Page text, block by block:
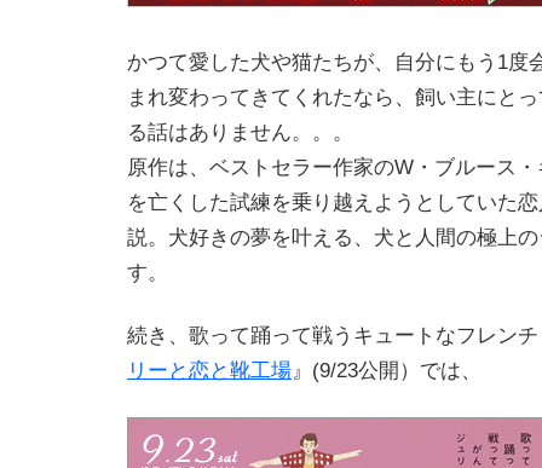
かつて愛した犬や猫たちが、自分にもう1度
まれ変わってきてくれたなら、飼い主にと
る話はありません。。。
原作は、ベストセラー作家のW・ブルース
を亡くした試練を乗り越えようとしていた
説。犬好きの夢を叶える、犬と人間の極上
す。
続き、歌って踊って戦うキュートなフレン
リーと恋と靴工場』(9/23公開）では、